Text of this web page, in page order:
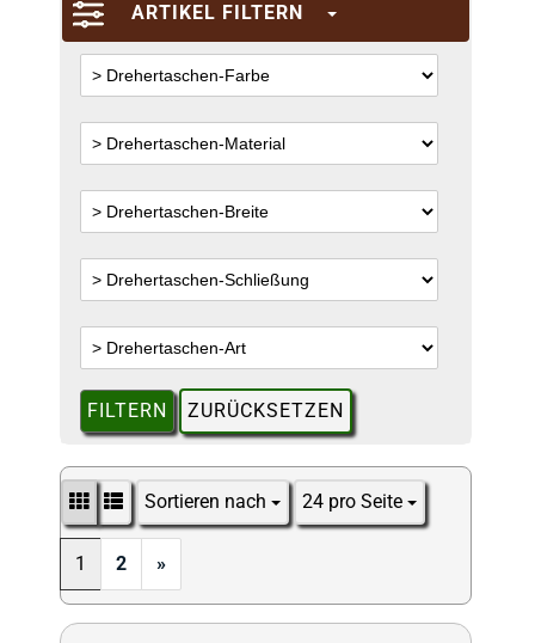
ARTIKEL FILTERN
FILTERN ZURÜCKSETZEN
Sortieren nach
Sortieren nach 24 pro Seite
pro Seite
1 2 »